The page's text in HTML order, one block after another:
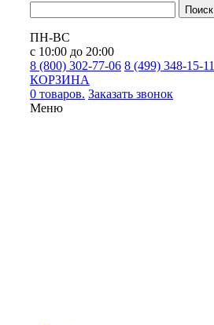
Поиск
ПН-ВС
с 10:00 до 20:00
8 (800) 302-77-06 8 (499) 348-15-11
КОРЗИНА
0 товаров. Заказать звонок
Меню